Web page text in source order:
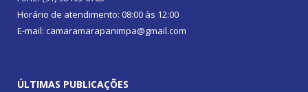
Horário de atendimento: 08:00 às 12:00
E-mail: camaramarapanimpa@gmail.com
ÚLTIMAS PUBLICAÇÕES